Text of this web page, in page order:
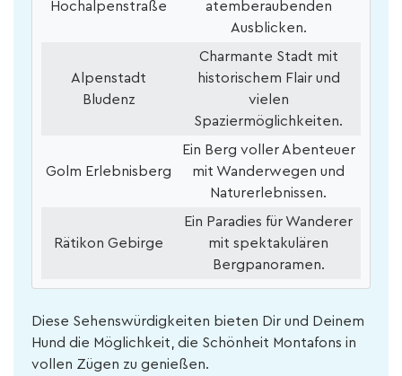
Hochalpenstraße
atemberaubenden
Ausblicken.
Alpenstadt
Bludenz
Charmante Stadt mit
historischem Flair und
vielen
Spaziermöglichkeiten.
Golm Erlebnisberg
Ein Berg voller Abenteuer
mit Wanderwegen und
Naturerlebnissen.
Rätikon Gebirge
Ein Paradies für Wanderer
mit spektakulären
Bergpanoramen.
Diese Sehenswürdigkeiten bieten Dir und Deinem
Hund die Möglichkeit, die Schönheit Montafons in
vollen Zügen zu genießen.